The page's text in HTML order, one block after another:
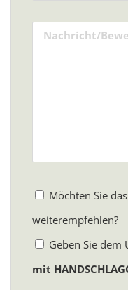
Möchten Sie
weiterempfehlen?
Geben Sie dem
mit